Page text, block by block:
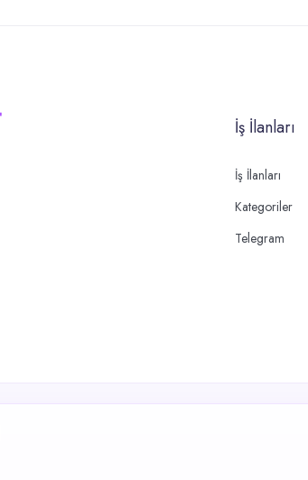
İş İlanları
İş İlanları
Kategoriler
Telegram